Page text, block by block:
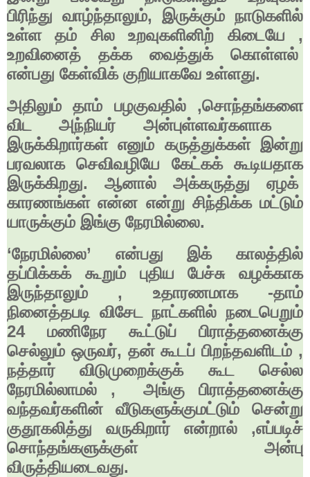
பிரிந்து வாழ்ந்தாலும், இருக்கும் நாடுகளில்
உள்ள தம் சில உறவுகளினிற் கிடையே ,
உறவினைத் தக்க வைத்துக் கொள்ளல்
என்பது கேள்விக் குறியாகவே உள்ளது.
அதிலும் தாம் பழகுவதில் ,சொந்தங்களை
விட அந்நியர் அன்புள்ளவர்களாக
இருக்கிறார்கள் எனும் கருத்துக்கள் இன்று
பரவலாக செவிவழியே கேட்கக் கூடியதாக
இருக்கிறது. ஆனால் அக்கருத்து ஏழக்
காரணங்கள் என்ன என்று சிந்திக்க மட்டும்
யாருக்கும் இங்கு நேரமில்லை.
‘நேரமில்லை’ என்பது இக் காலத்தில்
தப்பிக்கக் கூறும் புதிய பேச்சு வழக்காக
இருந்தாலும் , உதாரணமாக -தாம்
நினைத்தபடி விசேட நாட்களில் நடைபெறும்
24மணிநேர கூட்டுப் பிராத்தனைக்கு
செல்லும் ஒருவர், தன் கூடப் பிறந்தவளிடம் ,
நத்தார் விடுமுறைக்குக் கூட செல்ல
நேரமில்லாமல் , அங்கு பிராத்தனைக்கு
வந்தவர்களின் வீடுகளுக்குமட்டும்
சென்று
குதூகலித்து வருகிறார் என்றால் ,எப்படிச்
சொந்தங்களுக்குள் அன்பு
விருத்தியடைவது.